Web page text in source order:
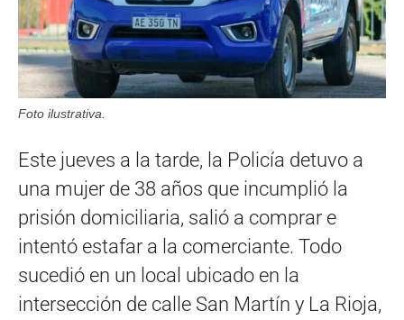
Foto ilustrativa.
Este jueves a la tarde, la Policía detuvo a
una mujer de 38 años que incumplió la
prisión domiciliaria, salió a comprar e
intentó estafar a la comerciante. Todo
sucedió en un local ubicado en la
intersección de calle San Martín y La Rioja,